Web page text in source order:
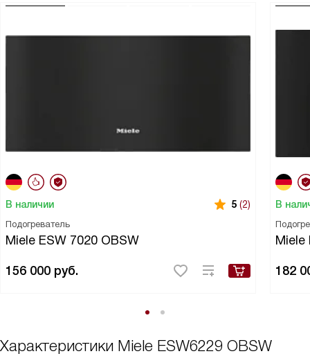
В наличии 5 (2)
Подогреватель
Miele ESW 7020 OBSW
156 000 руб.
В
Miele
182
Характеристики Miele ESW6229 OBSW